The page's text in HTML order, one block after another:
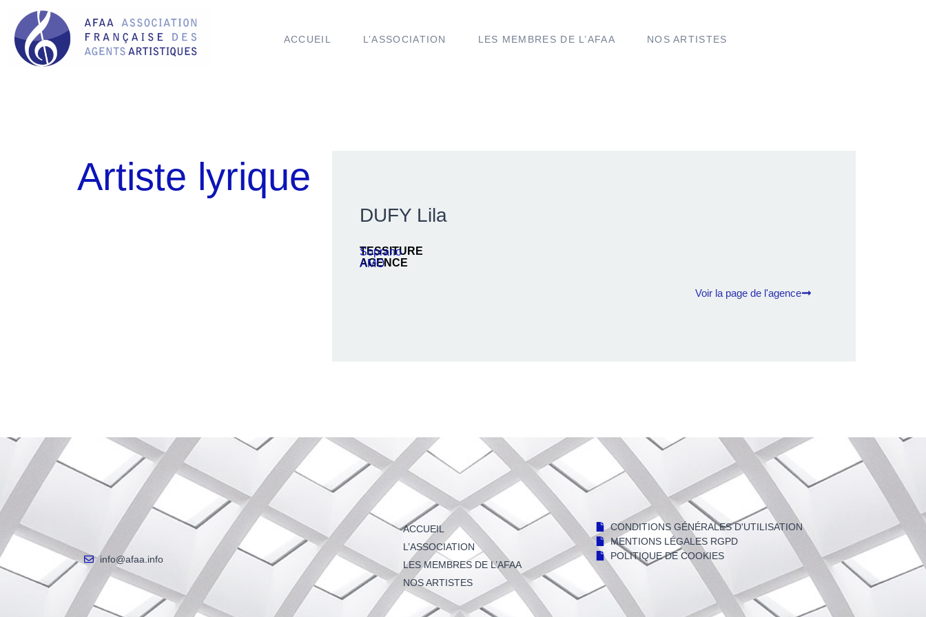
ACCUEIL L’ASSOCIATION LES MEMBRES DE L’AFAA NOS ARTISTES
Artiste lyrique
DUFY Lila
TESSITURE
Soprano
AGENCE
AMO
Voir la page de l'agence
info@afaa.info
ACCUEIL
L’ASSOCIATION
LES MEMBRES DE L’AFAA
NOS ARTISTES
CONDITIONS GÉNÉRALES D'UTILISATION
MENTIONS LÉGALES RGPD
POLITIQUE DE COOKIES